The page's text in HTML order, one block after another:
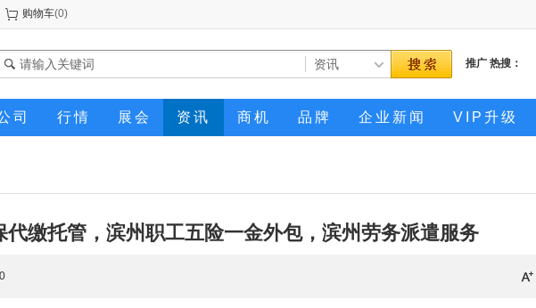
购物车(0)
推广 热搜：
司 行情 展会 资讯 商机 品牌 企业新闻 VIP升级
代缴托管，滨州职工五险一金外包，滨州劳务派遣服务